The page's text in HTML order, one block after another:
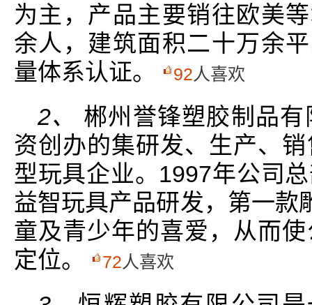
为主，产品主要销往欧美
余人，建筑面积二十万余
量体系认证。
92人喜欢
2、
郴州誉锋塑胶制品
资创办的集研发、生产、
型玩具企业。1997年公司
益智玩具产品研发，第一款
童及青少年的喜爱，从而
定位。
72人喜欢